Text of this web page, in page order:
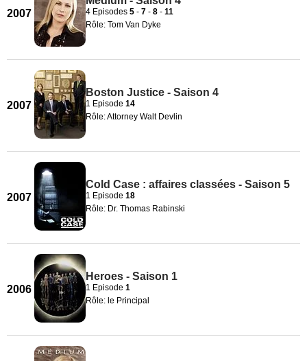
2007 4 Episodes 5 - 7 - 8 - 11
Rôle: Tom Van Dyke
2007
Boston Justice - Saison 4
1 Episode 14
Rôle: Attorney Walt Devlin
2007
Cold Case : affaires classées - Saison 5
1 Episode 18
Rôle: Dr. Thomas Rabinski
2006
Heroes - Saison 1
1 Episode 1
Rôle: le Principal